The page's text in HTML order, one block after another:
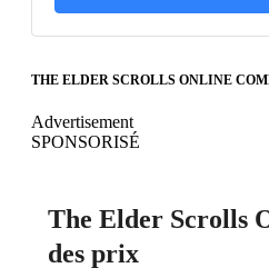
THE ELDER SCROLLS ONLINE
Advertisement
SPONSORISÉ
The Elder Scrolls
des prix